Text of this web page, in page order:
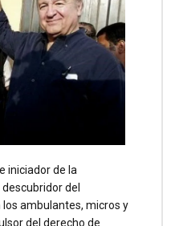
iniciador de la
del
ambulantes, micros y
del derecho de